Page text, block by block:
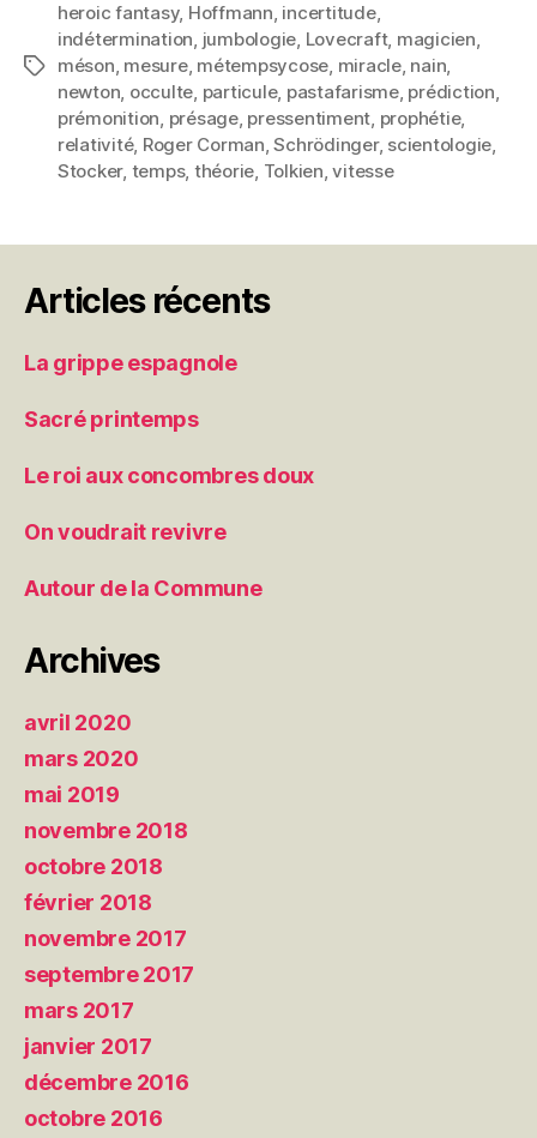
Étiquettes
heroic fantasy, Hoffmann, incertitude,
indétermination, jumbologie, Lovecraft, magicien,
méson, mesure, métempsycose, miracle, nain,
newton, occulte, particule, pastafarisme, prédiction,
prémonition, présage, pressentiment, prophétie,
relativité, Roger Corman,Schrödinger, scientologie,
Stocker, temps, théorie, Tolkien,vitesse
Articles récents
La grippe espagnole
Sacré printemps
Le roi aux concombres doux
On voudrait revivre
Autour de la Commune
Archives
avril 2020
mars 2020
mai 2019
novembre 2018
octobre 2018
février 2018
novembre 2017
septembre 2017
mars 2017
janvier 2017
décembre 2016
octobre 2016